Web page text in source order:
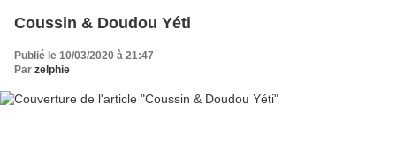
Coussin & Doudou Yéti
Publié le 10/03/2020 à 21:47
Par zelphie